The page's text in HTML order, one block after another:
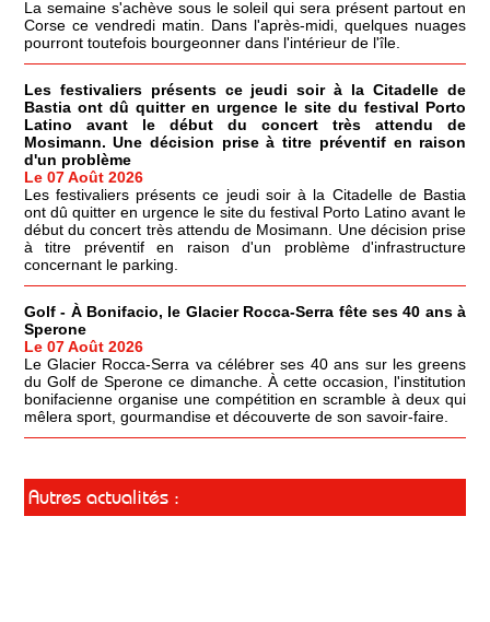
La semaine s'achève sous le soleil qui sera présent partout en
Corse ce vendredi matin. Dans l'après-midi, quelques nuages
pourront toutefois bourgeonner dans l'intérieur de l'île.
Les festivaliers présents ce jeudi soir à la Citadelle de
Bastia ont dû quitter en urgence le site du festival Porto
Latino avant le début du concert très attendu de
Mosimann. Une décision prise à titre préventif en raison
d'un problème
Le 07 Août 2026
Les festivaliers présents ce jeudi soir à la Citadelle de Bastia
ont dû quitter en urgence le site du festival Porto Latino avant le
début du concert très attendu de Mosimann. Une décision prise
à titre préventif en raison d'un problème d'infrastructure
concernant le parking.
Golf - À Bonifacio, le Glacier Rocca-Serra fête ses 40 ans à
Sperone
Le 07 Août 2026
Le Glacier Rocca-Serra va célébrer ses 40 ans sur les greens
du Golf de Sperone ce dimanche. À cette occasion, l'institution
bonifacienne organise une compétition en scramble à deux qui
mêlera sport, gourmandise et découverte de son savoir-faire.
Autres actualités :